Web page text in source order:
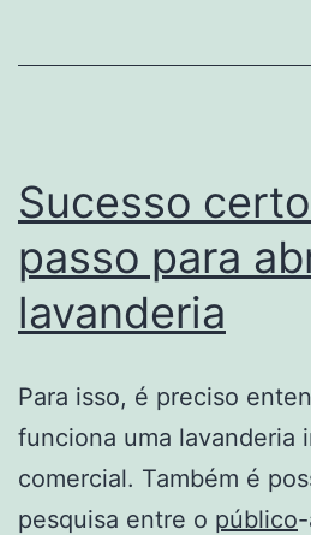
Sucesso
Sucesso
passo para
lavanderia
Para isso, é preciso
funciona uma lavanderia
comercial. Também é
pesquisa entre o público